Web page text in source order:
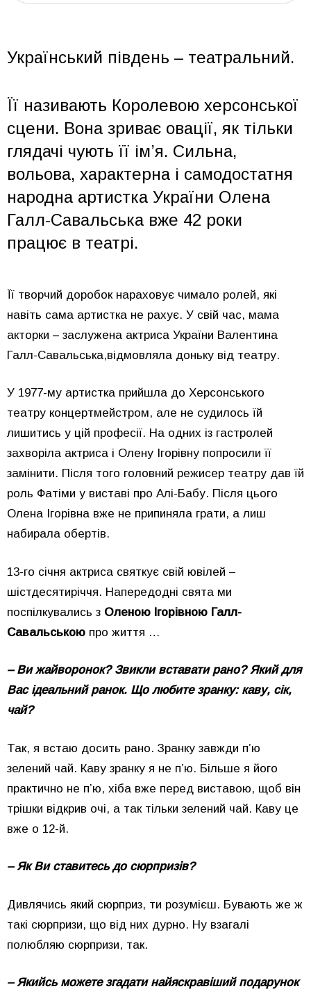
Український південь – театральний.
Її називають Королевою херсонської
сцени. Вона зриває овації, як тільки
глядачі чують її ім’я. Сильна,
вольова, характерна і самодостатня
народна артистка України Олена
Галл-Савальська вже 42 роки
працює в театрі.
Її творчий доробок нараховує чимало ролей, які
навіть сама артистка не рахує. У свій час, мама
акторки – заслужена актриса України Валентина
Галл-Савальська,відмовляла доньку від театру.
У 1977-му артистка прийшла до Херсонського
театру концертмейстром, але не судилось їй
лишитись у цій професії. На одних із гастролей
захворіла актриса і Олену Ігорівну попросили її
замінити. Після того головний режисер театру дав їй
роль Фатіми у виставі про Алі-Бабу. Після цього
Олена Ігорівна вже не припиняла грати, а лиш
набирала обертів.
13-го січня актриса святкує свій ювілей –
шістдесятиріччя. Напередодні свята ми
поспілкувались з Оленою Ігорівною Галл-
Савальською про життя …
– Ви жайворонок? Звикли вставати рано? Який для
Вас ідеальний ранок. Що любите зранку: каву, сік,
чай?
Так, я встаю досить рано. Зранку завжди п’ю
зелений чай. Каву зранку я не п’ю. Більше я його
практично не п’ю, хіба вже перед виставою, щоб він
трішки відкрив очі, а так тільки зелений чай. Каву це
вже о 12-й.
– Як Ви ставитесь до сюрпризів?
Дивлячись який сюрприз, ти розумієш. Бувають же ж
такі сюрпризи, що від них дурно. Ну взагалі
полюбляю сюрпризи, так.
– Якийсь можете згадати найяскравіший подарунок